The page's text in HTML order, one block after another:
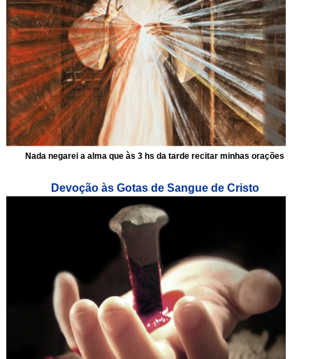
Nada negarei a alma que às 3 hs da tarde recitar minhas orações
Devoção às Gotas de Sangue de Cristo